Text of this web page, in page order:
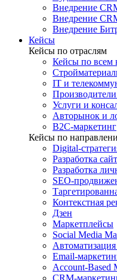
Внедрение
Внедрение
Внедрение
Кейсы
Кейсы по отраслям
Кейсы по всем
IT и
Услуги и
Авторынок и
B2С-маркетинг
Кейсы по
Digital-
Разработка
Разработка
SEO-
Контекстная
Дзен
Маркетплейсы
Social Media
Email-
Account-Based
CRM-